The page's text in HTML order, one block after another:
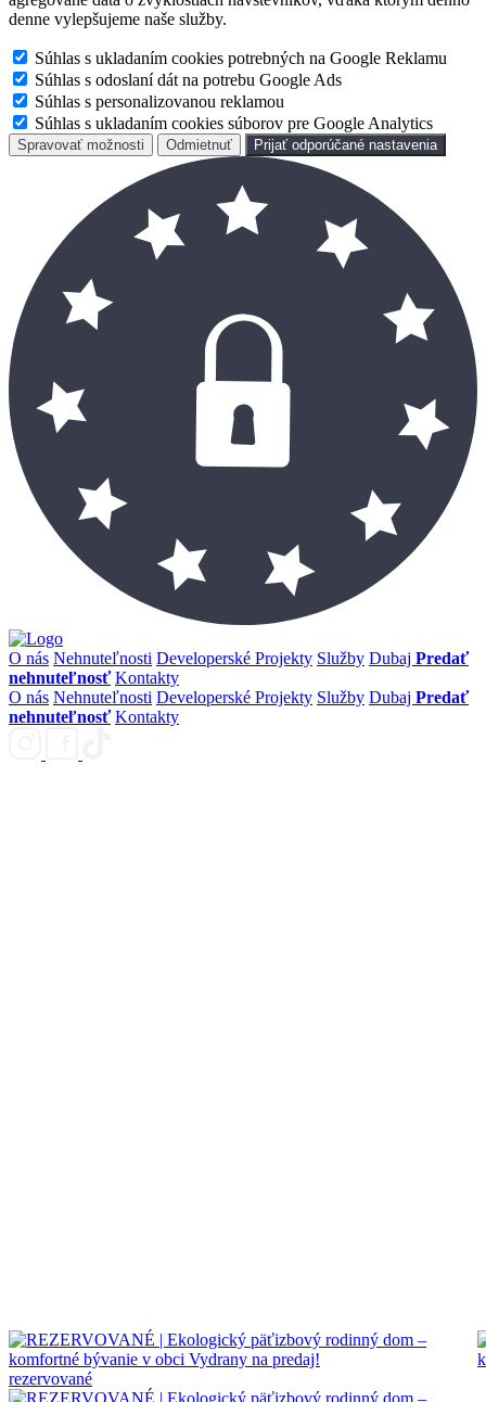
denne vylepšujeme naše služby.
Súhlas s ukladaním cookies potrebných na Google Reklamu
Súhlas s odoslaní dát na potrebu Google Ads
Súhlas s personalizovanou reklamou
Súhlas s ukladaním cookies súborov pre Google Analytics
Spravovať možnosti Odmietnuť Prijať odporúčané nastavenia
O nás Nehnuteľnosti Developerské Projekty Služby Dubaj Predať
nehnuteľnosť Kontakty
O nás Nehnuteľnosti Developerské Projekty Služby Dubaj Predať
nehnuteľnosť Kontakty
rezervované